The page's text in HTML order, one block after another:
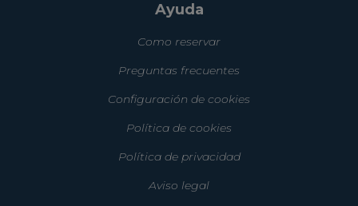
Ayuda
Como reservar
Preguntas frecuentes
Configuración de cookies
Política de cookies
Política de privacidad
Aviso legal